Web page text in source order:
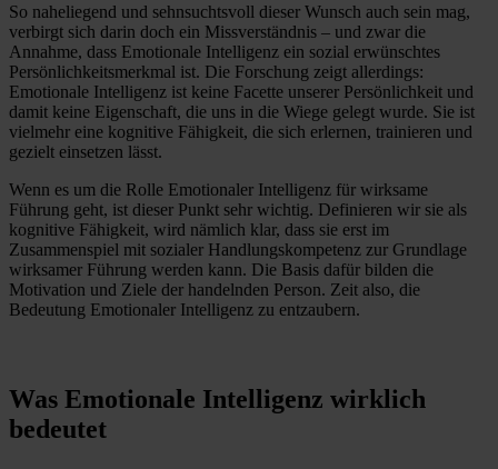
So naheliegend und sehnsuchtsvoll dieser Wunsch auch sein mag,
verbirgt sich darin doch ein Missverständnis – und zwar die
Annahme, dass Emotionale Intelligenz ein sozial erwünschtes
Persönlichkeitsmerkmal ist. Die Forschung zeigt allerdings:
Emotionale Intelligenz ist keine Facette unserer Persönlichkeit und
damit keine Eigenschaft, die uns in die Wiege gelegt wurde. Sie ist
vielmehr eine kognitive Fähigkeit, die sich erlernen, trainieren und
gezielt einsetzen lässt.
Wenn es um die Rolle Emotionaler Intelligenz für wirksame
Führung geht, ist dieser Punkt sehr wichtig. Definieren wir sie als
kognitive Fähigkeit, wird nämlich klar, dass sie erst im
Zusammenspiel mit sozialer Handlungskompetenz zur Grundlage
wirksamer Führung werden kann. Die Basis dafür bilden die
Motivation und Ziele der handelnden Person. Zeit also, die
Bedeutung Emotionaler Intelligenz zu entzaubern.
Was Emotionale Intelligenz wirklich
bedeutet